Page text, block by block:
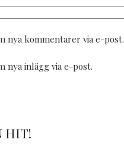
nya kommentarer via e-post.
nya inlägg via e-post.
HIT!